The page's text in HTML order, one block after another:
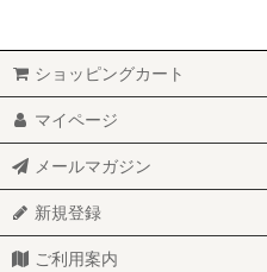
ショッピングカート
マイページ
メールマガジン
新規登録
ご利用案内